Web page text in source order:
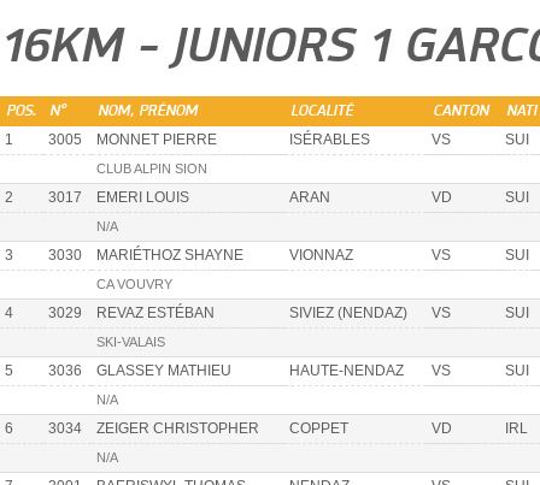
16KM - JUNIORS 1
POS. N° NOM, PRÉNOM LOCALITÉ CANTON NATI
1 3005 MONNET PIERRE ISÉRABLES VS SUI
CLUB ALPIN SION
2 3017 EMERI LOUIS ARAN VD SUI
N/A
3 3030 MARIÉTHOZ SHAYNE VIONNAZ VS SUI
CA VOUVRY
4 3029 REVAZ ESTÉBAN SIVIEZ (NENDAZ) VS SUI
SKI-VALAIS
5 3036 GLASSEY MATHIEU HAUTE-NENDAZ VS SUI
N/A
6 3034 ZEIGER CHRISTOPHER COPPET VD IRL
N/A